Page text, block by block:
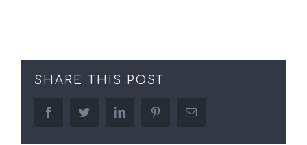
SHARE THIS POST
facebooktwitter linkedin pinterestEmail